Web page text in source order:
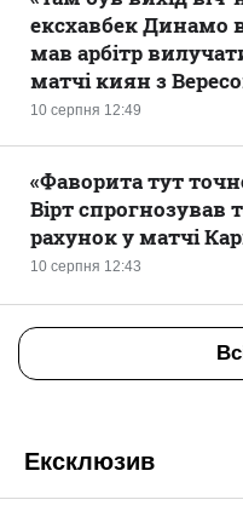
10 серпня 12:49
ексхавбек Динамо
мав арбітр
матчі киян з
10 серпня 12:43
«Фаворита тут
Вірт спрогнозував
рахунок у матчі
Ексклюзив